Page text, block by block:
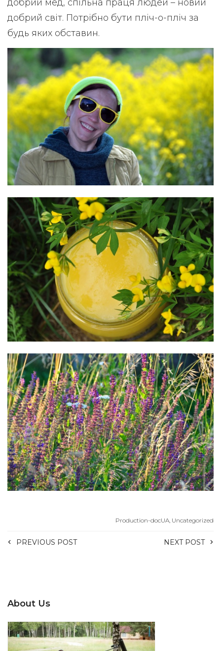
добрий мед, спільна праця людей – новий
добрий світ. Потрібно бути пліч-о-пліч за
будь яких обставин.
Production-docUA, Uncategorized
PREVIOUS POST NEXT POST
About Us